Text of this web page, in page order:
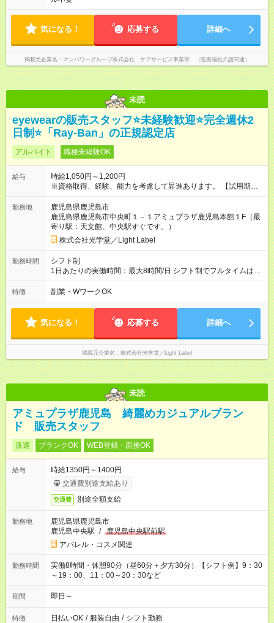
気になる！ 応募する 詳細へ
掲載元企業名 マンパワーグループ株式会社 ケアサービス事業部 （医療福祉介護関連）
未読
eyewearの販売スタッフ⭐️未経験歓迎⭐️完全週休2
日制⭐️「Ray-Ban」の正規認定店
アルバイト 職種未経験OK
給与
時給1,050円～1,200円
※資格取得、経験、能力を考慮して昇進あります。 【試用期
間】試用期間なし
勤務地
鹿児島県鹿児島市
鹿児島県鹿児島市中央町１－１アミュプラザ鹿児島本館１F（最
寄り駅：天文館、中央駅すぐです。）
株式会社光学堂／Light Label
勤務時間
シフト制
1日あたりの実働時間：最大8時間/日 シフト制でフルタイムは、
1. 9:30 から19:00 まで 1.5時間休憩 2. 11:00 から20: 00 まで
１時間休憩 となりますが、４、５時間だけの入るなど忙しい時
特徴 副業・WワークOK
気になる！ 応募する 詳細へ
掲載元企業名 株式会社光学堂／Light Label
未読
アミュプラザ鹿児島 綺麗めカジュアルブラン
ド 販売スタッフ
派遣 ブランクOK WEB登録・面接OK
給与
時給1350円～1400円
交通費別途支給あり
交通費 別途全額支給
勤務地
鹿児島県鹿児島市
鹿児島中央駅 / 鹿児島中央駅前駅
アパレル・コスメ関連
勤務時間
実働8時間・休憩90分（昼60分＋夕方30分）【シフト例】9：30
～19：00、11：00～20：30など
期間 即日～
特徴 日払いOK / 服装自由 / シフト勤務